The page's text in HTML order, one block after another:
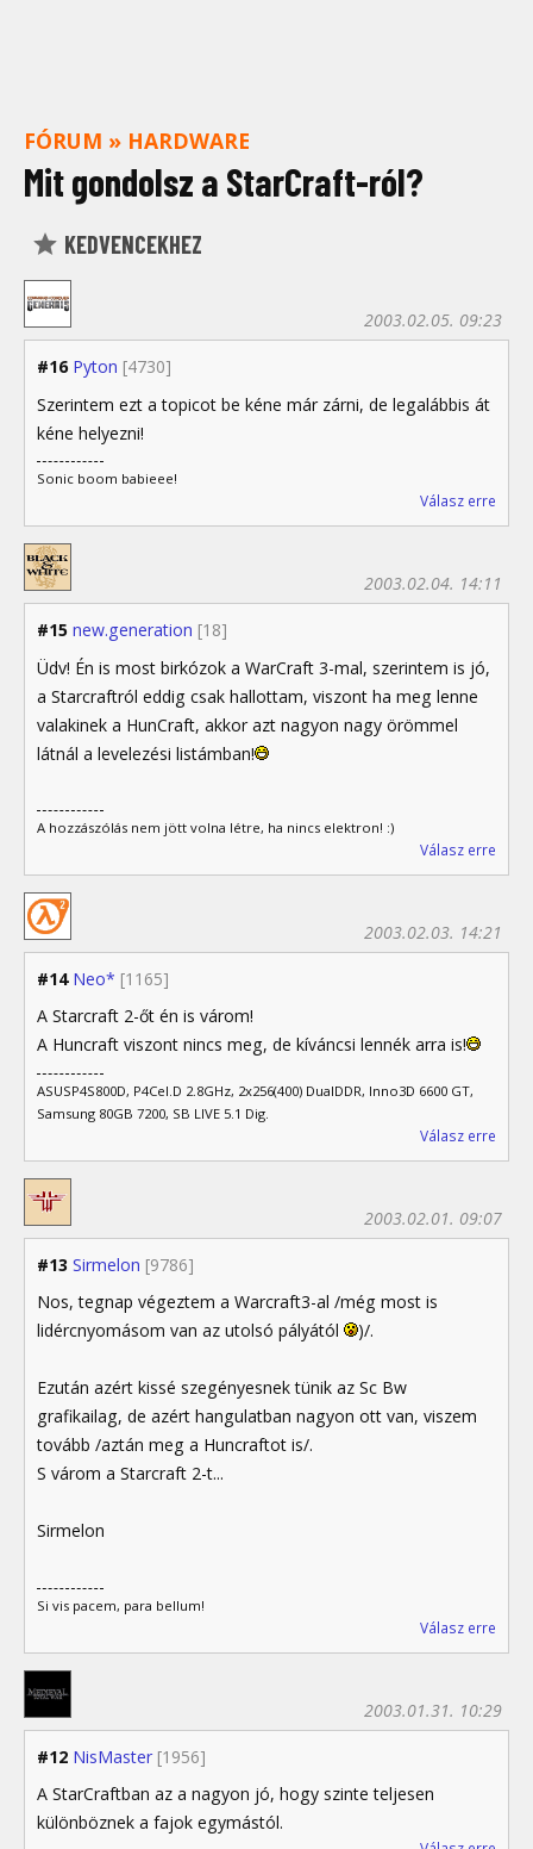
FÓRUM » HARDWARE
Mit gondolsz a StarCraft-ról?
KEDVENCEKHEZ
#16 Pyton [4730]
2003.02.05. 09:23
Szerintem ezt a topicot be kéne már zárni, de legalábbis át
kéne helyezni!
Sonic boom babieee!
Válasz erre
#15 new.generation [18]
2003.02.04. 14:11
Üdv! Én is most birkózok a WarCraft 3-mal, szerintem is jó,
a Starcraftról eddig csak hallottam, viszont ha meg lenne
valakinek a HunCraft, akkor azt nagyon nagy örömmel
látnál a levelezési listámban!
A hozzászólás nem jött volna létre, ha nincs elektron! :)
Válasz erre
#14 Neo* [1165]
2003.02.03. 14:21
A Starcraft 2-őt én is várom!
A Huncraft viszont nincs meg, de kíváncsi lennék arra is!
ASUSP4S800D, P4Cel.D 2.8GHz, 2x256(400) DualDDR, Inno3D 6600 GT,
Samsung 80GB 7200, SB LIVE 5.1 Dig.
Válasz erre
#13 Sirmelon [9786]
2003.02.01. 09:07
Nos, tegnap végeztem a Warcraft3-al /még most is
lidércnyomásom van az utolsó pályától
)/.
Ezután azért kissé szegényesnek tünik az Sc Bw
grafikailag, de azért hangulatban nagyon ott van, viszem
tovább /aztán meg a Huncraftot is/.
S várom a Starcraft 2-t...
Sirmelon
Si vis pacem, para bellum!
Válasz erre
#12 NisMaster [1956]
2003.01.31. 10:29
A StarCraftban az a nagyon jó, hogy szinte teljesen
különböznek a fajok egymástól.